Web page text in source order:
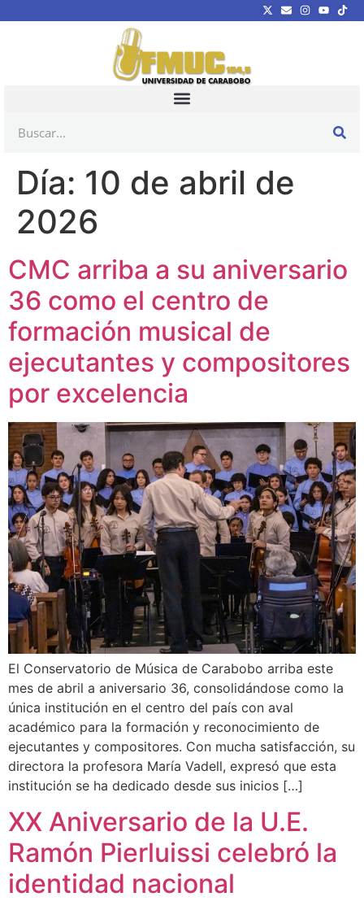
Día: 10 de abril de
2026
CMC arriba a su aniversario
36 como el centro de
formación musical de
ejecutantes y compositores
por excelencia
El Conservatorio de Música de Carabobo arriba este
mes de abril a aniversario 36, consolidándose como la
única institución en el centro del país con aval
académico para la formación y reconocimiento de
ejecutantes y compositores. Con mucha satisfacción, su
directora la profesora María Vadell, expresó que esta
institución se ha dedicado desde sus inicios […]
XX Aniversario de la U.E.
Ramón Pierluissi celebró la
identidad nacional